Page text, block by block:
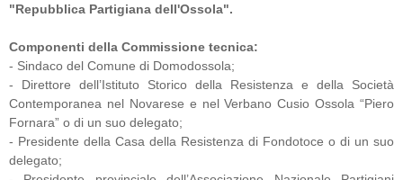
"Repubblica Partigiana dell'Ossola".
Componenti della Commissione tecnica:
- Sindaco del Comune di Domodossola;
- Direttore dell’Istituto Storico della Resistenza e della Società
Contemporanea nel Novarese e nel Verbano Cusio Ossola “Piero
Fornara” o di un suo delegato;
- Presidente della Casa della Resistenza di Fondotoce o di un suo
delegato;